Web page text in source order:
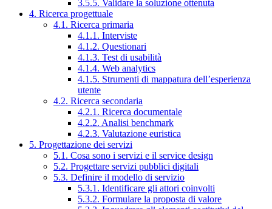
3.5.5. Validare la soluzione ottenuta
4. Ricerca progettuale
4.1. Ricerca primaria
4.1.1. Interviste
4.1.2. Questionari
4.1.3. Test di usabilità
4.1.4. Web analytics
4.1.5. Strumenti di mappatura dell’esperienza
utente
4.2. Ricerca secondaria
4.2.1. Ricerca documentale
4.2.2. Analisi benchmark
4.2.3. Valutazione euristica
5. Progettazione dei servizi
5.1. Cosa sono i servizi e il service design
5.2. Progettare servizi pubblici digitali
5.3. Definire il modello di servizio
5.3.1. Identificare gli attori coinvolti
5.3.2. Formulare la proposta di valore